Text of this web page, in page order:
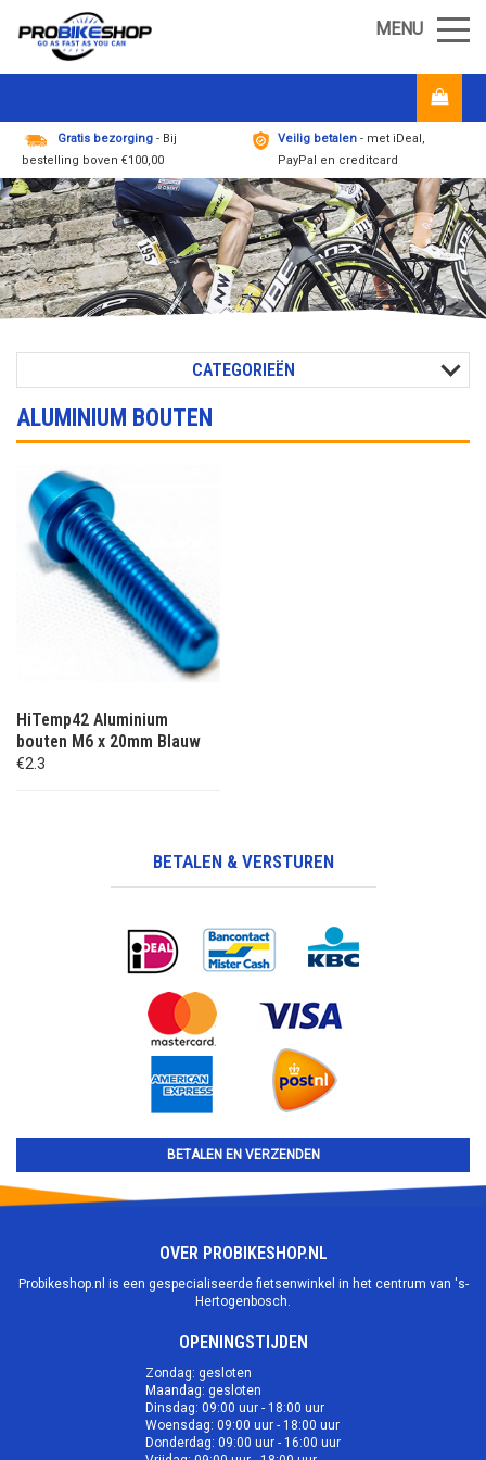
MENU
Gratis bezorging - Bij
bestelling boven €100,00
Veilig betalen - met iDeal,
PayPal en creditcard
CATEGORIEËN
ALUMINIUM BOUTEN
HiTemp42 Aluminium
bouten M6 x 20mm Blauw
€2.3
BETALEN & VERSTUREN
BETALEN EN VERZENDEN
OVER PROBIKESHOP.NL
Probikeshop.nl is een gespecialiseerde fietsenwinkel in het centrum van 's-
Hertogenbosch.
OPENINGSTIJDEN
Zondag: gesloten
Maandag: gesloten
Dinsdag: 09:00 uur - 18:00 uur
Woensdag: 09:00 uur - 18:00 uur
Donderdag: 09:00 uur - 16:00 uur